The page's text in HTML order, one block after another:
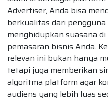
Advertiser, Anda bisa
berkualitas dari
menghidupkan suasana
pemasaran bisnis Anda.
relevan ini bukan hanya
tetapi juga memberikan
algoritma platform agar
audiens yang lebih luas